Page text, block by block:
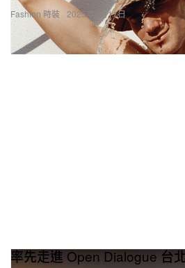
Fashion 時裝 2025年4月11日
率先走進 Open Dialogue 台